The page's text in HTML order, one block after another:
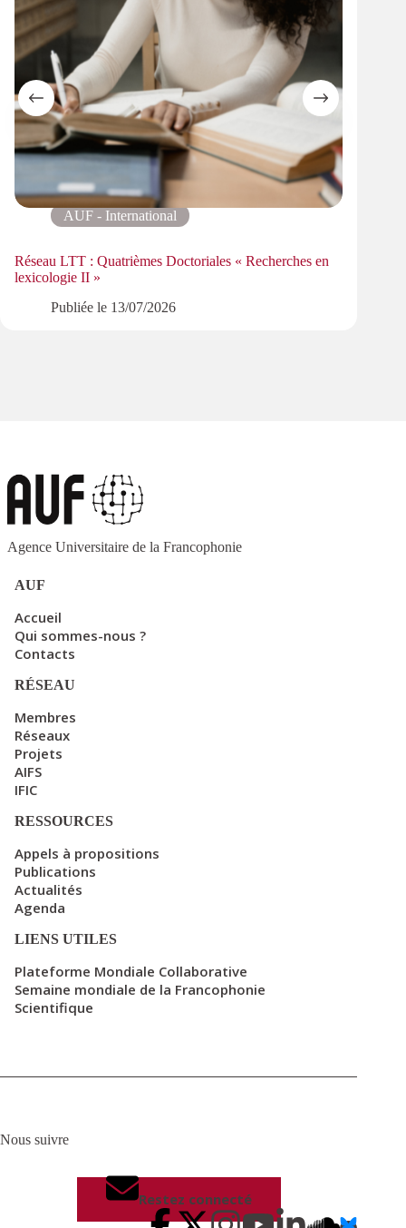
AUF - International
Réseau LTT : Quatrièmes Doctoriales « Recherches en
lexicologie II »
Publiée le 13/07/2026
Agence Universitaire de la Francophonie
AUF
Accueil
Qui sommes-nous ?
Contacts
RÉSEAU
Membres
Réseaux
Projets
AIFS
IFIC
RESSOURCES
Appels à propositions
Publications
Actualités
Agenda
LIENS UTILES
Plateforme Mondiale Collaborative
Semaine mondiale de la Francophonie
Scientifique
Nous suivre
Restez connecté